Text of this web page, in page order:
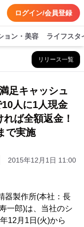
ログイン/会員登録
ョン・美容 ライフスタ
リリース一覧
足キャッシュ
人に1人現金
ば全額返金！
で実施
2015年12月1日 11:00
器製作所(本社：長
一郎)は、当社のシ
12月1日(火)から